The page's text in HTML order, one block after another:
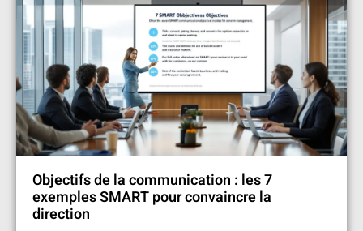
Objectifs de la communication : les 7
exemples SMART pour convaincre la
direction